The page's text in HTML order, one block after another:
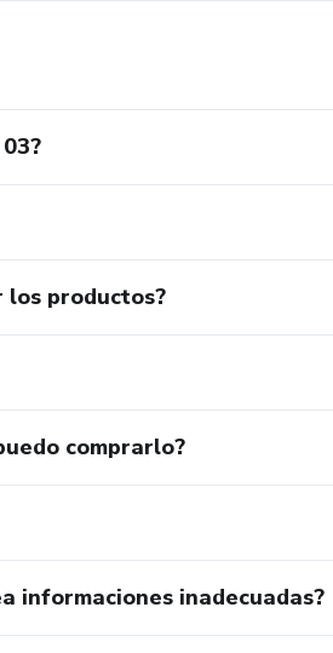
necesitas para realizar con tus
los productos?
comprarlo?
informaciones inadecuadas?